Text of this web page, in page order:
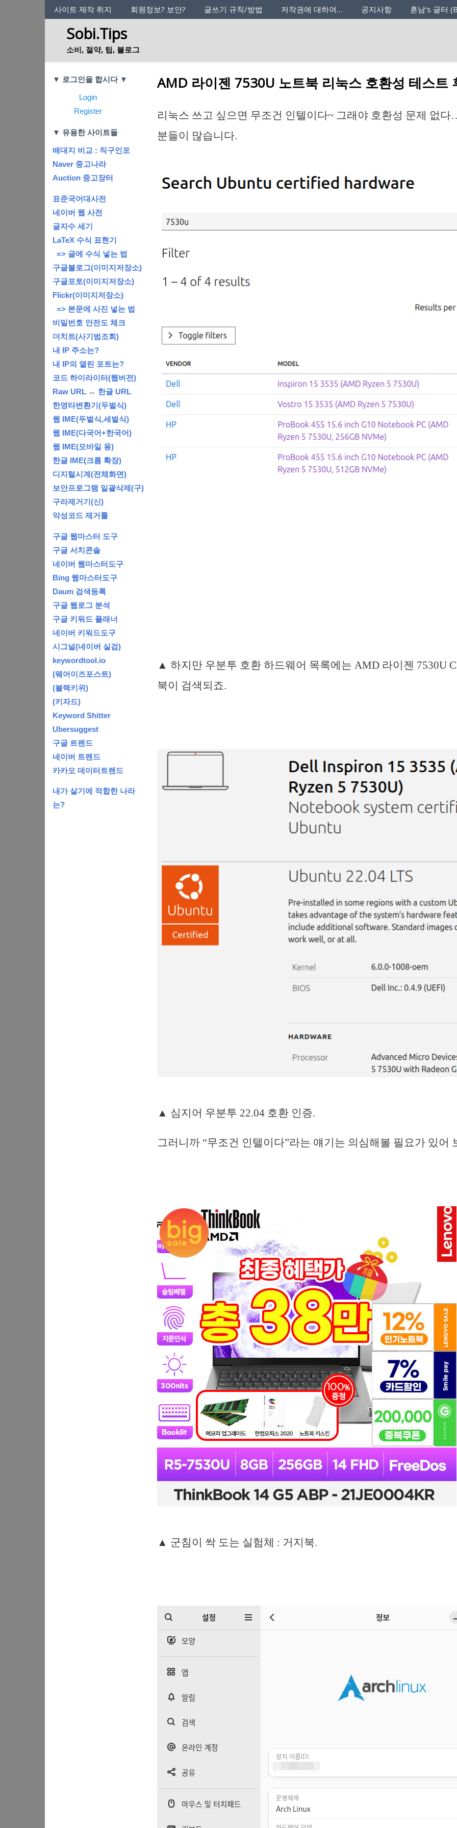
사이트의 정체성
사이트 제작 취지 회원정보? 보안? 글쓰기 규칙/방법 저작권에 대하여… 공지사항 흔남’s 글터
Sobi.Tips
소비, 절약, 팁, 블로그
Categories
AMD 라이젠 7530U 노트북 리눅스 호환성 테스트
리눅스 쓰고 싶으면 무조건 인텔이다~ 그래야 호환성 문제 없
분들이 많습니다.
▲ 하지만 우분투 호환 하드웨어 목록에는 AMD 라이젠 7530U
북이 검색되죠.
▲ 심지어 우분투 22.04 호환 인증.
그러니까 “무조건 인텔이다”라는 얘기는 의심해볼 필요가 있어
▲ 군침이 싹 도는 실험체 : 거지북.
▼ 로그인을 합시다 ▼
Login
Register
▼ 유용한 사이트들
배대지 비교 : 직구인포
Naver 중고나라
Auction 중고장터
표준국어대사전
네이버 웹 사전
글자수 세기
LaTeX 수식 표현기
=> 글에 수식 넣는 법
구글블로그(이미지저장소)
구글포토(이미지저장소)
Flickr(이미지저장소)
=> 본문에 사진 넣는 법
비밀번호 안전도 체크
더치트(사기범조회)
내 IP 주소는?
내 IP의 열린 포트는?
코드 하이라이터(웹버전)
Raw URL ↔ 한글 URL
한영타변환기(두벌식)
웹 IME(두벌식,세벌식)
웹 IME(다국어+한국어)
웹 IME(모바일 용)
한글 IME(크롬 확장)
디지털시계(전체화면)
보안프로그램 일괄삭제(구)
구라제거기(신)
악성코드 제거툴
구글 웹마스터 도구
구글 서치콘솔
네이버 웹마스터도구
Bing 웹마스터도구
Daum 검색등록
구글 웹로그 분석
구글 키워드 플래너
네이버 키워드도구
시그널(네이버 실검)
keywordtool.io
(웨어이즈포스트)
(블랙키위)
(키자드)
Keyword Shitter
Ubersuggest
구글 트렌드
네이버 트렌드
카카오 데이터트렌드
내가 살기에 적합한 나라
는?